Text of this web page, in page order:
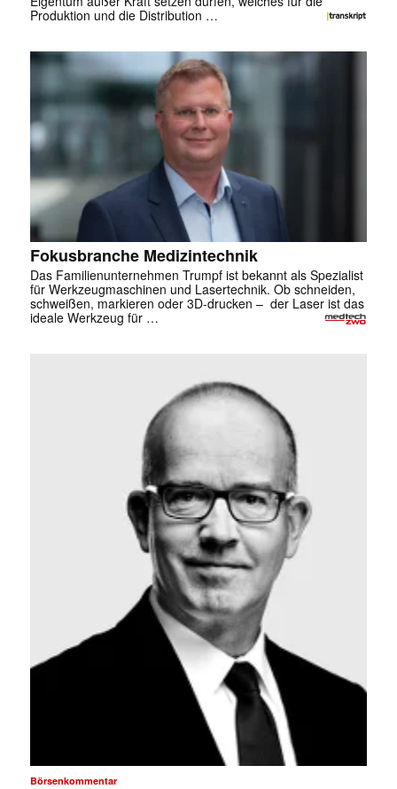
Produktion und die Distribution …
Fokusbranche Medizintechnik
Das Familienunternehmen Trumpf ist bekannt als Spezialist
für Werkzeugmaschinen und Lasertechnik. Ob schneiden,
schweißen, markieren oder 3D-drucken – der Laser ist das
ideale Werkzeug für …
Börsenkommentar